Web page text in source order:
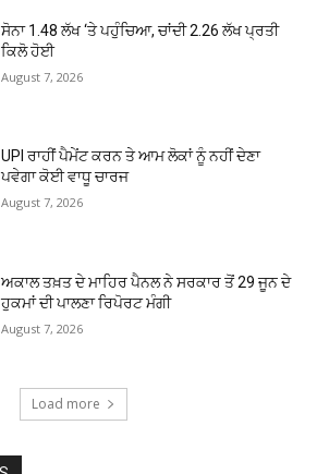
ਸੋਨਾ ₹1.48 ਲੱਖ ‘ਤੇ ਪਹੁੰਚਿਆ, ਚਾਂਦੀ ₹2.26 ਲੱਖ ਪ੍ਰਤੀ
ਕਿਲੋ ਹੋਈ
August 7, 2026
UPI ਰਾਹੀਂ ਪੈਮੇਂਟ ਕਰਨ ਤੇ ਆਮ ਲੋਕਾਂ ਨੂੰ ਨਹੀਂ ਦੇਣਾ
ਪਵੇਗਾ ਕੋਈ ਵਾਧੂ ਚਾਰਜ
August 7, 2026
ਅਕਾਲ ਤਖ਼ਤ ਦੇ ਮਾਹਿਰ ਪੈਨਲ ਨੇ ਸਰਕਾਰ ਤੋਂ 29 ਜੂਨ ਦੇ
ਹੁਕਮਾਂ ਦੀ ਪਾਲਣਾ ਰਿਪੋਰਟ ਮੰਗੀ
August 7, 2026
Load more